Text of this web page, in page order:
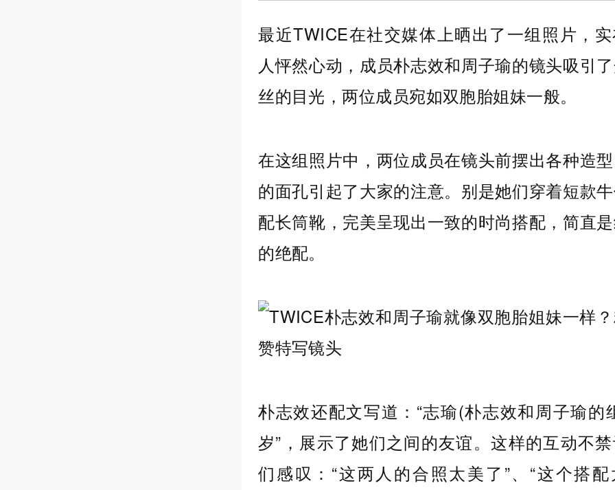
最近TWICE在社交媒体上晒出了一组照片，
人怦然心动，成员朴志效和周子瑜的镜头吸引
丝的目光，两位成员宛如双胞胎姐妹一般。
在这组照片中，两位成员在镜头前摆出各种造
的面孔引起了大家的注意。别是她们穿着短款
配长筒靴，完美呈现出一致的时尚搭配，简直
的绝配。
朴志效还配文写道：“志瑜(朴志效和周子瑜的
岁”，展示了她们之间的友谊。这样的互动不
们感叹：“这两人的合照太美了”、“这个搭